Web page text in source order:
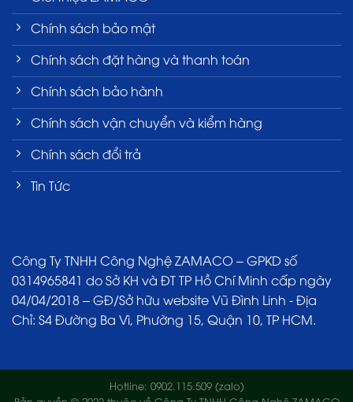
Chính sách bảo mật
Chính sách đặt hàng và thanh toán
Chính sách bảo hành
Chính sách vận chuyển và kiểm hàng
Chính sách đổi trả
Tin Tức
Công Ty TNHH Công Nghệ ZAMACO – GPKD số
0314965841 do Sở KH và ĐT TP Hồ Chí Minh cấp ngày
04/04/2018 – GĐ/Sở hữu website Vũ Đình Linh - Địa
Chỉ: S4 Đường Ba Vì, Phường 15, Quận 10, TP HCM.
Hotline: 0902.115.509 (zalo)